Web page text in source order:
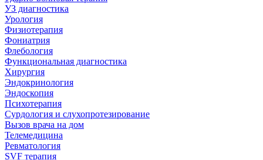
УЗ диагностика
Урология
Физиотерапия
Фониатрия
Флебология
Функциональная диагностика
Хирургия
Эндокринология
Эндоскопия
Психотерапия
Сурдология и слухопротезирование
Вызов врача на дом
Телемедицина
Ревматология
SVF терапия